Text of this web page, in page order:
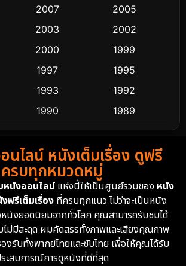
กรรม 518
วน
สวน
4
สารคดี 94
2007
2005
2003
2002
2000
1999
1997
1995
1993
1992
1990
1989
1986
1985
1982
1981
1974
นไลน์ หนังเต็มเรื่อง ดูฟรี
ครบทุกหมวดหมู่
หนังออนไลน์แห่งนี้ให้เป็นศูนย์รวมของ หนัง
ฟรีเต็มเรื่อง ที่ครบทุกแนว ไม่ว่าจะเป็นหนัง
นังยอดนิยมจากทั่วโลก คุณสามารถรับชมได้
ม่มีสะดุด ผมคัดสรรทั้งภาพและเสียงคุณภาพ
งรับทั้งพากย์ไทยและซับไทย เพื่อให้คุณได้รับ
ะสบการณ์การดูหนังที่ดีที่สุด